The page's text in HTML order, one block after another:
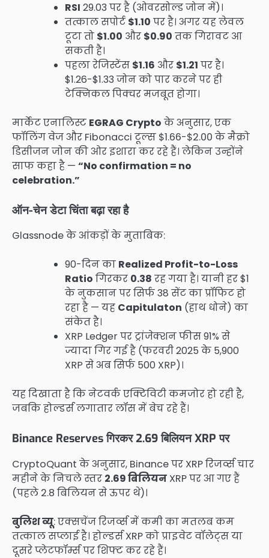
RSI 29.03 पर है (ओवरसोल्ड जोन में)।
तत्काल सपोर्ट $1.10 पर है। अगर यह लेवल
टूटा तो $1.00 और $0.90 तक गिरावट आ
सकती है।
पहला रेजिस्टेंस $1.16 और $1.21 पर है।
$1.26-$1.33 जोन को पार करने पर ही
टेक्निकल पिक्चर मजबूत होगा।
मार्केट एनालिस्ट EGRAG Crypto के अनुसार, एक
फॉलिंग वेज और Fibonacci टूल्स $1.66-$2.00 के मैक्रो
डिसीजन जोन की ओर इशारा कर रहे हैं। लेकिन उन्होंने
साफ कहा है — “No confirmation = no
celebration.”
ऑन-चेन डेटा चिंता बढ़ा रहा है
Glassnode के आंकड़ों के मुताबिक:
90-दिन का Realized Profit-to-Loss
Ratio गिरकर 0.38 रह गया है। यानी हर $1
के नुकसान पर सिर्फ 38 सेंट का प्रॉफिट हो
रहा है — यह Capitulaton (हाथ धोने) का
संकेत है।
XRP Ledger पर ट्रांजेक्शन फीस 91% से
ज्यादा गिर गई है (फरवरी 2025 के 5,900
XRP से अब सिर्फ 500 XRP)।
यह दिखाता है कि नेटवर्क एक्टिविटी कमजोर हो रही है,
जबकि होल्डर्स लगातार लॉस में बेच रहे हैं।
Binance Reserves गिरकर 2.69 बिलियन XRP पर
CryptoQuant के अनुसार, Binance पर XRP रिजर्व्स चार
महीने के निचले स्तर 2.69 बिलियन XRP पर आ गए हैं
(पहले 2.8 बिलियन से ऊपर थे)।
बुलिश व्यू: एक्सचेंज रिजर्व्स में कमी का मतलब कम
तत्काल सप्लाई है। होल्डर्स XRP को प्राइवेट वॉलेट्स या
दूसरे प्लेटफॉर्म्स पर शिफ्ट कर रहे हैं।